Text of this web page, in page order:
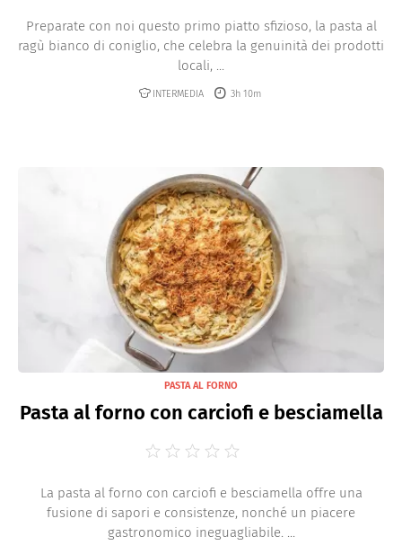
Preparate con noi questo primo piatto sfizioso, la pasta al
ragù bianco di coniglio, che celebra la genuinità dei prodotti
locali, ...
INTERMEDIA 3h 10m
PASTA AL FORNO
Pasta al forno con carciofi e besciamella
La pasta al forno con carciofi e besciamella offre una
fusione di sapori e consistenze, nonché un piacere
gastronomico ineguagliabile. ...